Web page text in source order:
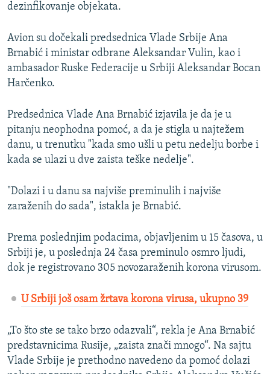
dezinfikovanje objekata.
Avion su dočekali predsednica Vlade Srbije Ana
Brnabić i ministar odbrane Aleksandar Vulin, kao i
ambasador Ruske Federacije u Srbiji Aleksandar Bocan
Harčenko.
Predsednica Vlade Ana Brnabić izjavila je da je u
pitanju neophodna pomoć, a da je stigla u najtežem
danu, u trenutku "kada smo ušli u petu nedelju borbe i
kada se ulazi u dve zaista teške nedelje".
"Dolazi i u danu sa najviše preminulih i najviše
zaraženih do sada", istakla je Brnabić.
Prema poslednjim podacima, objavljenim u 15 časova, u
Srbiji je, u poslednja 24 časa preminulo osmro ljudi,
dok je registrovano 305 novozaraženih korona virusom.
U Srbiji još osam žrtava korona virusa, ukupno 39
„To što ste se tako brzo odazvali“, rekla je Ana Brnabić
predstavnicima Rusije, „zaista znači mnogo“. Na sajtu
Vlade Srbije je prethodno navedeno da pomoć dolazi